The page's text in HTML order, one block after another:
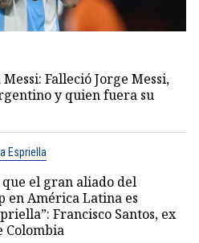
Falleció Jorge Messi,
y quien fuera su
Espriella
el gran aliado del
en América Latina es
Francisco Santos, ex
Colombia